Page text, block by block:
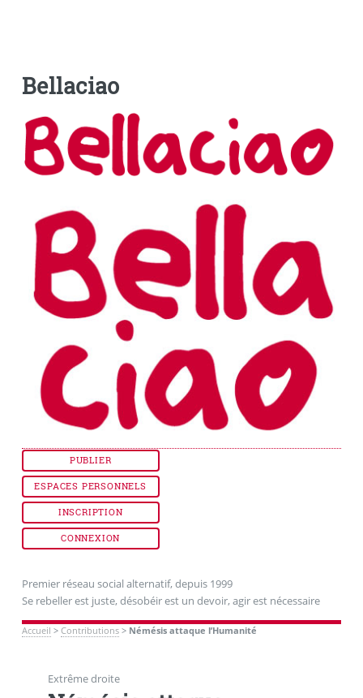
Bellaciao
PUBLIER
ESPACES PERSONNELS
INSCRIPTION
CONNEXION
Premier réseau social alternatif, depuis 1999
Se rebeller est juste, désobéir est un devoir, agir est nécessaire
Accueil > Contributions> Némésis attaque l’Humanité
Extrême droite